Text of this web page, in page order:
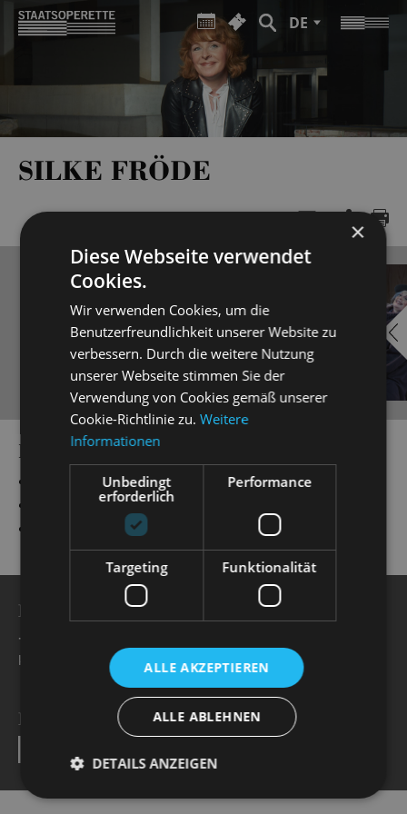
DE
SILKE FRÖDE
PRODUCTIONS
die lustige witwe
Praskowia
Ball im Savoy“ Bébé
My Fair Lady “
BESUCHERSERVICE
+49 351 32042 222
karten@staatsoperette.de
NEWSLETTER
×
Diese Webseite verwendet
Cookies.
Wir verwenden Cookies, um die
Benutzerfreundlichkeit unserer Website zu
verbessern. Durch die weitere Nutzung
unserer Webseite stimmen Sie der
Verwendung von Cookies gemäß unserer
Cookie-Richtlinie zu.Weitere
Informationen
Unbedingt
erforderlich
Performance
Targeting Funktionalität
ALLE AKZEPTIEREN
ALLE ABLEHNEN
DETAILS ANZEIGEN